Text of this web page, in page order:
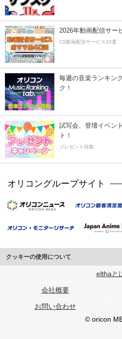
2026年動画配信サー
CS動画配信サービス20選
毎週の音楽ランキン
ク！
試写会、登壇イベン
ト！
プレゼント特集
オリコングループサイト
クッキーの使用について
このサイトでは Cookie を使用して、ユー
行っています。
メディアや広告配信、データ解析の各パー
各パートナーは、この情報とユーザーが各
ユーザーが各パートナーのサービスを使用
elthaと
会社概要
お問い合わせ
© oricon